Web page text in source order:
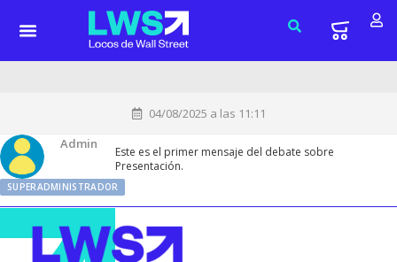
04/08/2025 a las 11:11
Admin
SUPERADMINISTRADOR
Este es el primer mensaje del debate sobre
Presentación.